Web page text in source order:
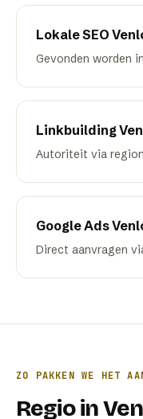
Lokale SEO
Gevonden worden
Linkbuilding
Autoriteit via
Google Ads
Direct aanvragen
ZO PAKKEN WE HET
Regioin